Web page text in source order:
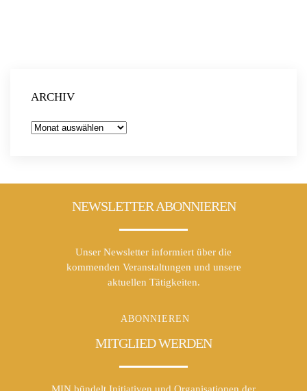
ARCHIV
Archiv
NEWSLETTER ABONNIEREN
Unser Newsletter informiert über die
kommenden Veranstaltungen und unsere
aktuellen Tätigkeiten.
ABONNIEREN
MITGLIED WERDEN